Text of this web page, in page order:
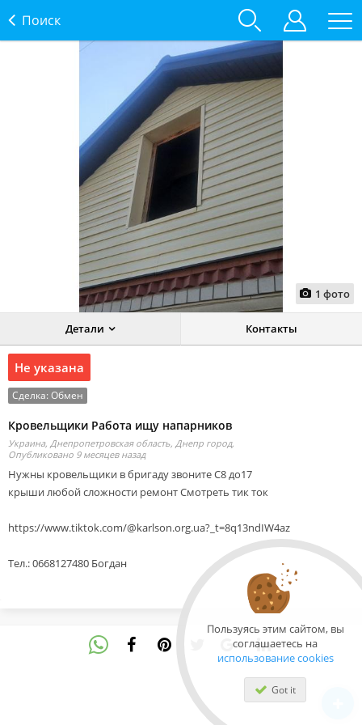
Пользуясь этим сайтом, вы
соглашаетесь на
использование cookies
Got it
Поиск
1 фото
Детали Контакты
Не указана
Сделка: Обмен
Кровельщики Работа ищу напарников
Украина, Днепропетровская область, Днепр город,
Опубликовано 9 месяцев назад
Нужны кровельщики в бригаду звоните С8 до17
крыши любой сложности ремонт Смотреть тик ток
https://www.tiktok.com/@karlson.org.ua?_t=8q13ndIW4az
Тел.: 0668127480 Богдан